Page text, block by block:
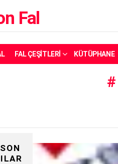
Fal
FAL ÇEŞITLERI KÜTÜPHANE